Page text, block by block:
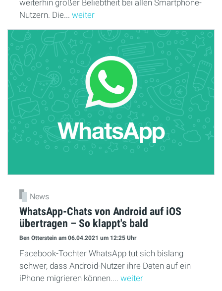
weiterhin großer Beliebtheit bei allen Smartphone-
Nutzern. Die... weiter
News
WhatsApp-Chats von Android auf iOS
übertragen – So klappt's bald
Ben Otterstein am 06.04.2021 um 12:25 Uhr
Facebook-Tochter WhatsApp tut sich bislang
schwer, dass Android-Nutzer ihre Daten auf ein
iPhone migrieren können.... weiter